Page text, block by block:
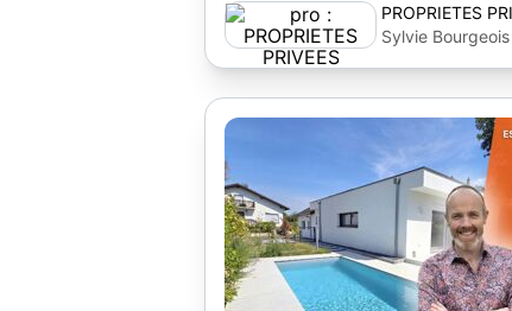
PROPRIETES
Sylvie Bourgeois